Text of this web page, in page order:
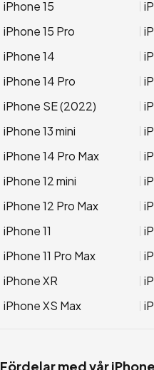
iPhone 15
iPhone 15 Pro
iPhone 14
iPhone 14 Pro
iPhone SE (2022)
iPhone 13 mini
iPhone 14 Pro Max
iPhone 12 mini
iPhone 12 Pro Max
iPhone 11
iPhone 11 Pro Max
iPhone XR
iPhone XS Max
Fördelar med vår